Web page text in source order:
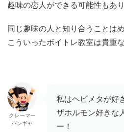
趣味の恋人ができる可能性もあり
同じ趣味の人と知り合うことは
こういったボイトレ教室は貴重
クレーマー
バンギャ
私はヘビメタが好
ザホルモン好きな
ー！